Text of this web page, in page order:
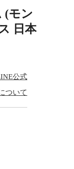
(モン
日本
公式
ついて